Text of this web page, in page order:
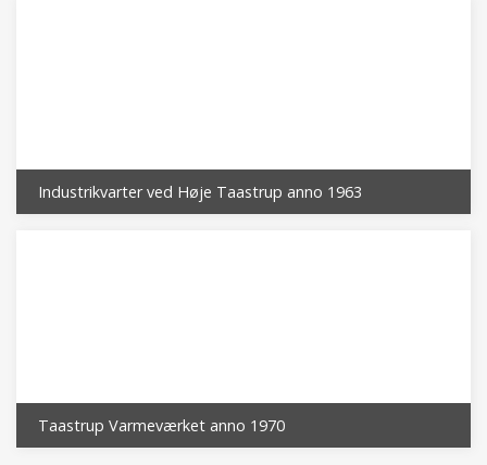
Industrikvarter ved Høje Taastrup anno 1963
Taastrup Varmeværket anno 1970